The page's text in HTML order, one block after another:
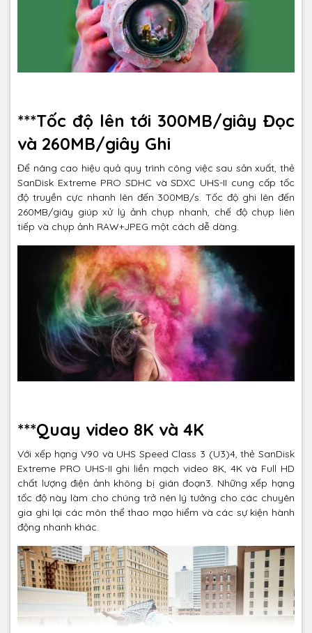
***Tốc độ lên tới 300MB/giây Đọc
và 260MB/giây Ghi
Để nâng cao hiệu quả quy trình công việc sau sản xuất, thẻ
SanDisk Extreme PRO SDHC và SDXC UHS-II cung cấp tốc
độ truyền cực nhanh lên đến 300MB/s. Tốc độ ghi lên đến
260MB/giây giúp xử lý ảnh chụp nhanh, chế độ chụp liên
tiếp và chụp ảnh RAW+JPEG một cách dễ dàng.
***Quay video 8K và 4K
Với xếp hạng V90 và UHS Speed Class 3 (U3)4, thẻ SanDisk
Extreme PRO UHS-II ghi liền mạch video 8K, 4K và Full HD
chất lượng điện ảnh không bị gián đoạn3. Những xếp hạng
tốc độ này làm cho chúng trở nên lý tưởng cho các chuyên
gia ghi lại các môn thể thao mạo hiểm và các sự kiện hành
động nhanh khác.